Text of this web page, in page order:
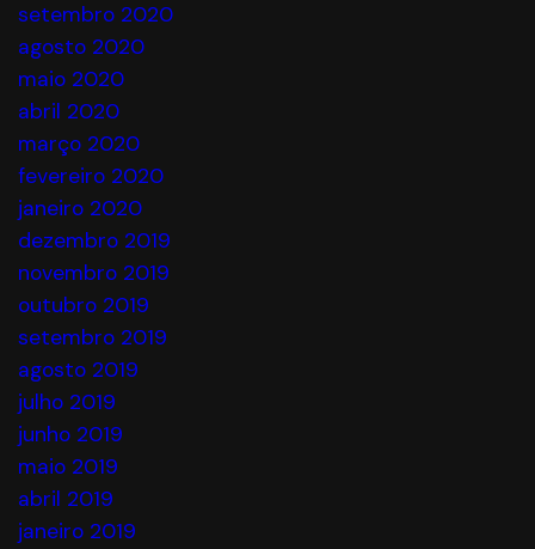
setembro 2020
agosto 2020
maio 2020
abril 2020
março 2020
fevereiro 2020
janeiro 2020
dezembro 2019
novembro 2019
outubro 2019
setembro 2019
agosto 2019
julho 2019
junho 2019
maio 2019
abril 2019
janeiro 2019